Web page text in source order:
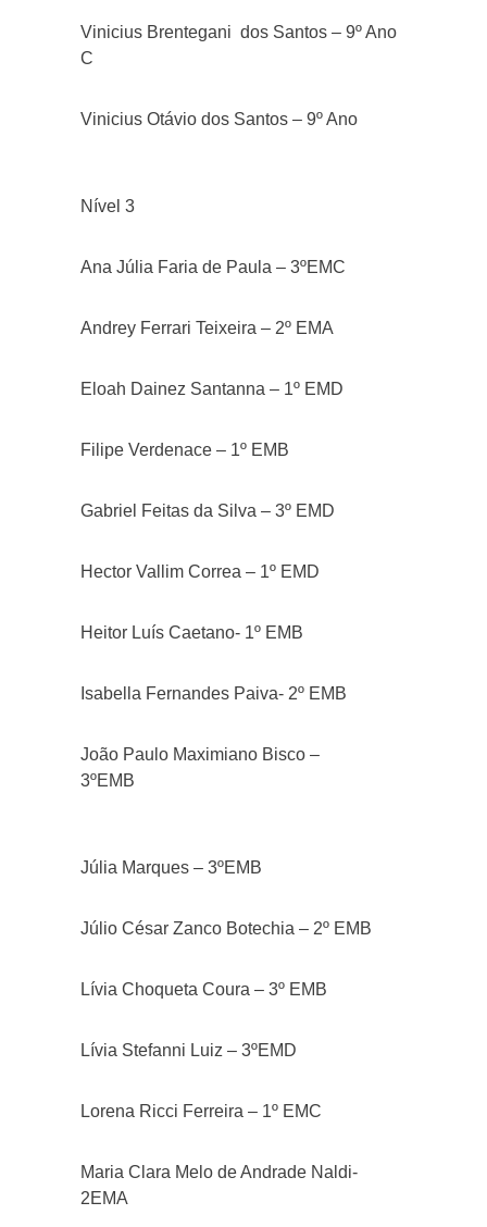
Vinicius Brentegani dos Santos – 9º Ano
C
Vinicius Otávio dos Santos – 9º Ano
Nível 3
Ana Júlia Faria de Paula – 3ºEMC
Andrey Ferrari Teixeira – 2º EMA
Eloah Dainez Santanna – 1º EMD
Filipe Verdenace – 1º EMB
Gabriel Feitas da Silva – 3º EMD
Hector Vallim Correa – 1º EMD
Heitor Luís Caetano- 1º EMB
Isabella Fernandes Paiva- 2º EMB
João Paulo Maximiano Bisco –
Júlia Marques – 3ºEMB
Júlio César Zanco Botechia – 2º EMB
Lívia Choqueta Coura – 3º EMB
Lívia Stefanni Luiz – 3ºEMD
Lorena Ricci Ferreira – 1º EMC
Maria Clara Melo de Andrade Naldi-
2EMA